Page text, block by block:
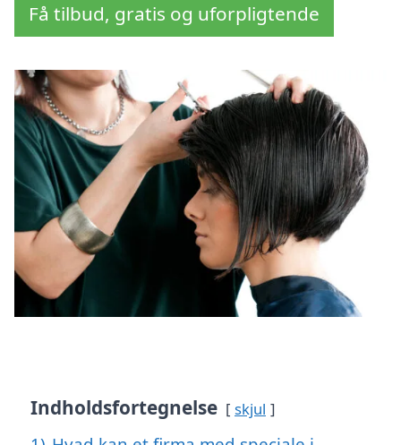
Få tilbud, gratis og uforpligtende
Indholdsfortegnelse skjul